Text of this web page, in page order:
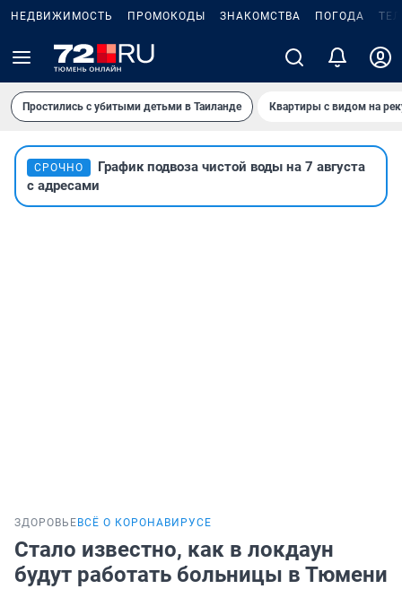
НЕДВИЖИМОСТЬ ПРОМОКОДЫ ЗНАКОМСТВА ПОГОДА
Простились с убитыми детьми в Таиланде Квартиры с видом на
СРОЧНО
График подвоза чистой воды на 7 августа
с адресами
ЗДОРОВЬЕ ВСЁ О КОРОНАВИРУСЕ
Стало известно, как в локдаун
будут работать больницы в Тюмени